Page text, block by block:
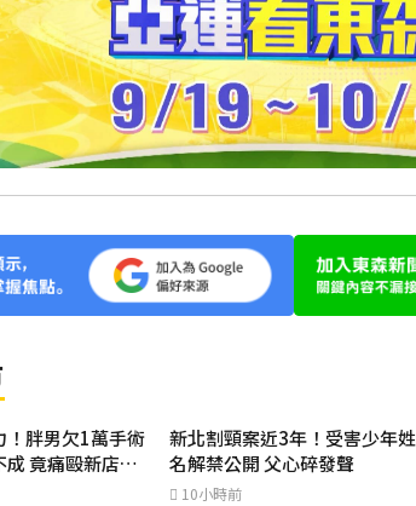
！胖男欠1萬手術
竟痛毆新店耕
新北割頸案近3年！受害少年姓
名解禁公開 父心碎發聲
10小時前